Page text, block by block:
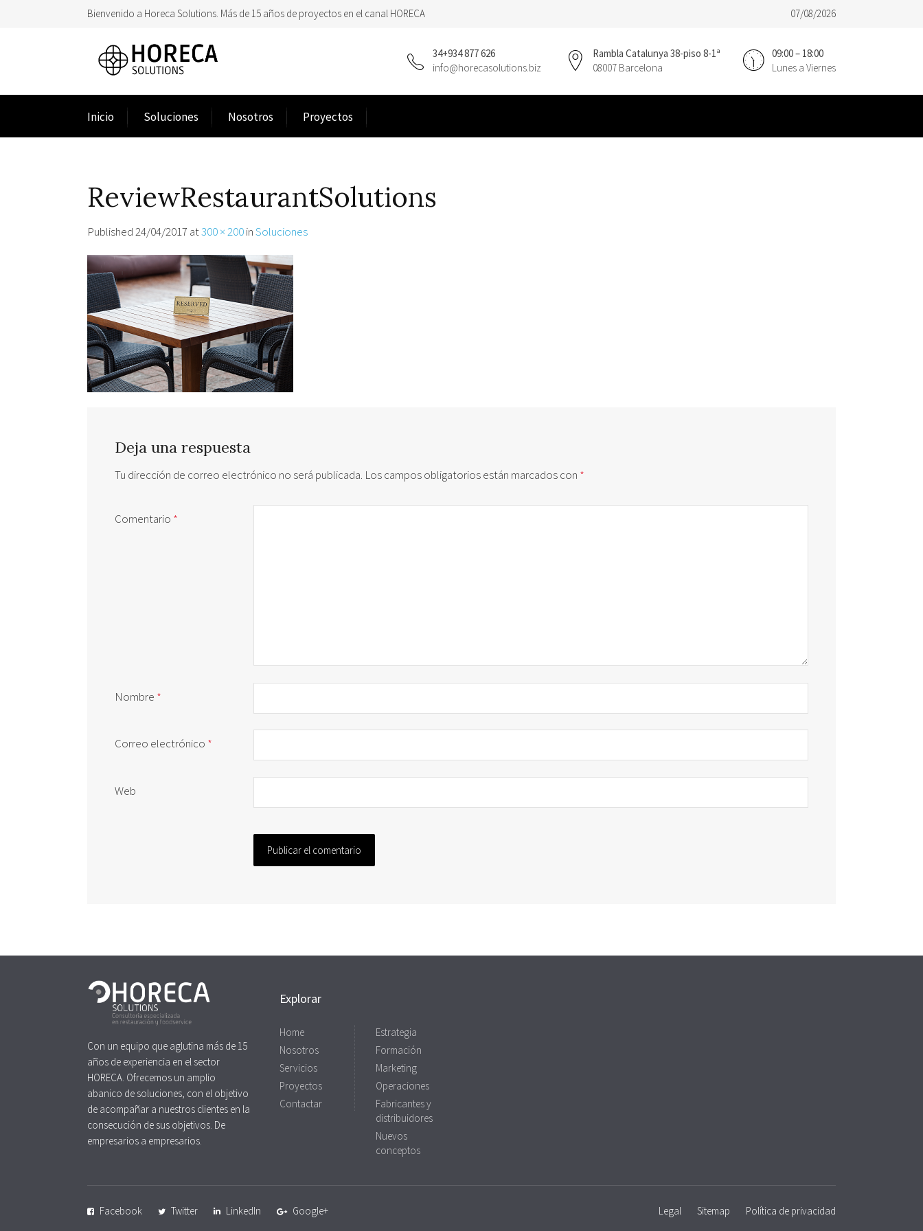
Bienvenido a Horeca Solutions. Más de 15 años de proyectos en el canal HORECA 07/08/2026
09:00 – 18:00
Lunes a Viernes
Rambla Catalunya 38-piso 8-1ª
08007 Barcelona
34+934 877 626
info@horecasolutions.biz
Inicio Soluciones Nosotros Proyectos
ReviewRestaurantSolutions
Published24/04/2017 at300 × 200inSoluciones
Deja una respuesta
Tu dirección de correo electrónico no será publicada. Los campos obligatorios están marcados con *
Comentario *
Nombre *
Correo electrónico *
Web
Con un equipo que aglutina más de 15
años de experiencia en el sector
HORECA. Ofrecemos un amplio
abanico de soluciones, con el objetivo
de acompañar a nuestros clientes en la
consecución de sus objetivos. De
empresarios a empresarios.
Explorar
Home
Nosotros
Servicios
Proyectos
Contactar
Estrategia
Formación
Marketing
Operaciones
Fabricantes y
distribuidores
Nuevos
conceptos
Facebook Twitter LinkedIn Google+ Legal Sitemap Política de privacidad